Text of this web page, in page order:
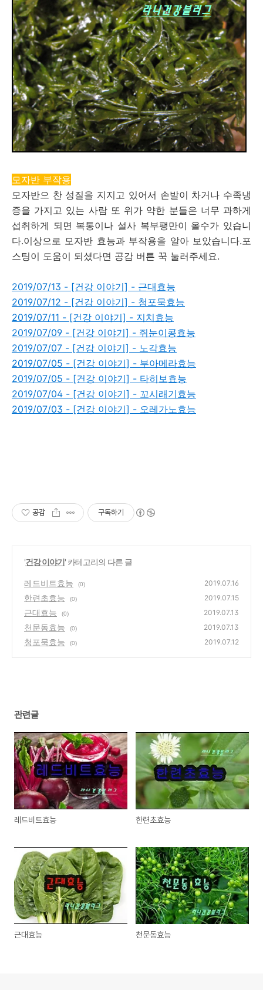
모자반 부작용
모자반으 찬 성질을 지지고 있어서 손발이 차거나 수족냉
증을 가지고 있는 사람 또 위가 약한 분들은 너무 과하게
섭취하게 되면 복통이나 설사 복부팽만이 올수가 있습니
다.이상으로 모자반 효능과 부작용을 알아 보았습니다.포
스팅이 도움이 되셨다면 공감 버튼 꾹 눌러주세요.
2019/07/13 - [건강 이야기] - 근대효능
2019/07/12 - [건강 이야기] - 청포묵효능
2019/07/11 - [건강 이야기] - 지치효능
2019/07/09 - [건강 이야기] - 쥐눈이콩효능
2019/07/07 - [건강 이야기] - 노각효능
2019/07/05 - [건강 이야기] - 부아메라효능
2019/07/05 - [건강 이야기] - 타히보효능
2019/07/04 - [건강 이야기] - 꼬시래기효능
2019/07/03 - [건강 이야기] - 오레가노효능
공감 구독하기
'건강 이야기' 카테고리의 다른 글
레드비트효능 (0) 2019.07.16
한련초효능 (0) 2019.07.15
근대효능 (0) 2019.07.13
천문동효능 (0) 2019.07.13
청포묵효능 (0) 2019.07.12
관련글
레드비트효능 한련초효능
근대효능 천문동효능